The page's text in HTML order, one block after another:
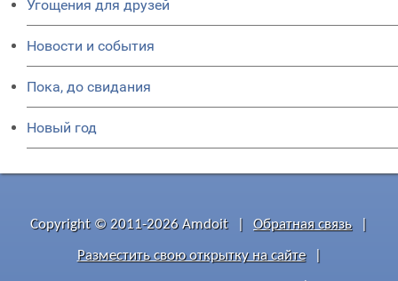
Угощения для друзей
Новости и события
Пока, до свидания
Новый год
Copyright © 2011-2026 Amdoit Обратная связь
Разместить свою открытку на сайте